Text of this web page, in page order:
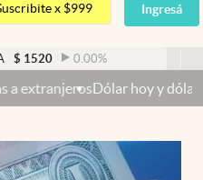
España
USA
Colombia
x $999 Ingresá
0.00 %
hoy y dólar blue hoy: cuál es